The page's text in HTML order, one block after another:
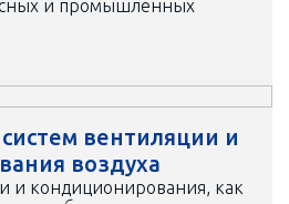
и промышленных
вентиляции и
воздуха
и кондиционирования, как